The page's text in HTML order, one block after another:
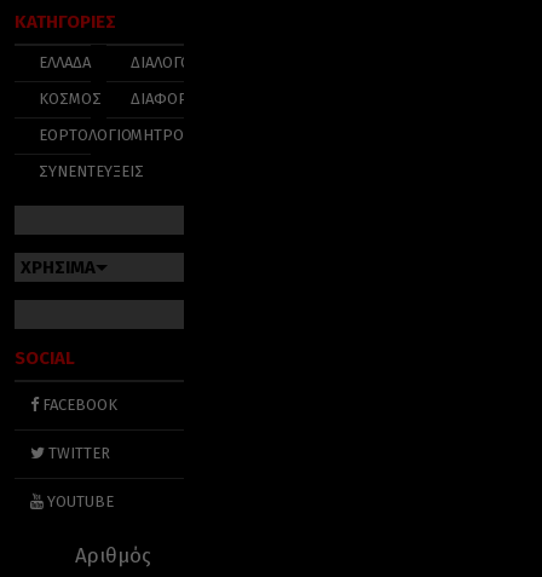
ΚΑΤΗΓΟΡΙΕΣ
ΕΛΛΑΔΑ
ΚΟΣΜΟΣ
ΕΟΡΤΟΛΟΓΙΟ
ΣΥΝΕΝΤΕΥΞΕΙΣ
ΔΙΑΛΟΓΟΣ
ΔΙΑΦΟΡΑ
ΜΗΤΡΟΠΟΛΕΙΣ
ΧΡΗΣΙΜΑ
SOCIAL
FACEBOOK
TWITTER
YOUTUBE
Αριθμός